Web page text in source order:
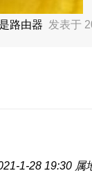
路由器 发表于
1-28 19:30 属